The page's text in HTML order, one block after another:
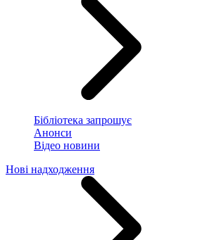
Бібліотека запрошує
Анонси
Відео новини
Нові надходження